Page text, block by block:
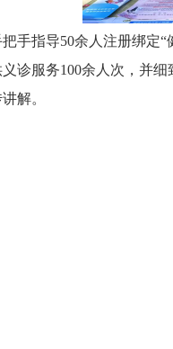
指导50余人注册绑定“
诊服务100余人次，并
解。